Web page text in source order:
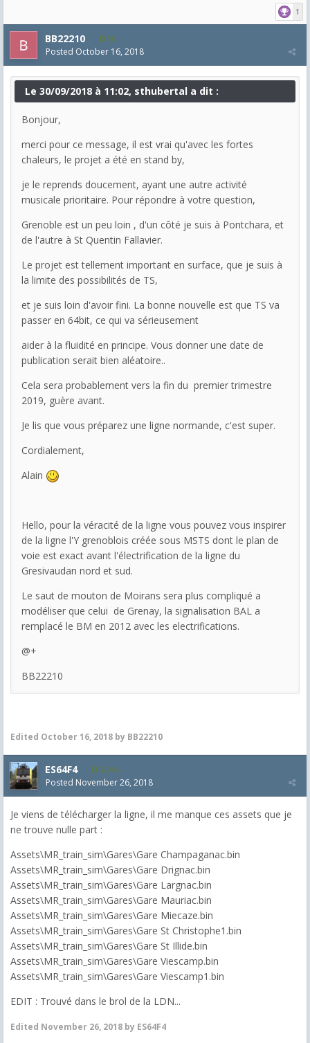
1
BB22210 10
Posted October 16, 2018
Le 30/09/2018 à 11:02, sthubertal a dit :
Bonjour,
merci pour ce message, il est vrai qu'avec les fortes
chaleurs, le projet a été en stand by,
je le reprends doucement, ayant une autre activité
musicale prioritaire. Pour répondre à votre question,
Grenoble est un peu loin , d'un côté je suis à Pontchara, et
de l'autre à St Quentin Fallavier.
Le projet est tellement important en surface, que je suis à
la limite des possibilités de TS,
et je suis loin d'avoir fini. La bonne nouvelle est que TS va
passer en 64bit, ce qui va sérieusement
aider à la fluidité en principe. Vous donner une date de
publication serait bien aléatoire..
Cela sera probablement vers la fin du premier trimestre
2019, guère avant.
Je lis que vous préparez une ligne normande, c'est super.
Cordialement,
Alain
Hello, pour la véracité de la ligne vous pouvez vous inspirer
de la ligne l'Y grenoblois créée sous MSTS dont le plan de
voie est exact avant l'électrification de la ligne du
Gresivaudan nord et sud.
Le saut de mouton de Moirans sera plus compliqué a
modéliser que celui de Grenay, la signalisation BAL a
remplacé le BM en 2012 avec les electrifications.
@+
BB22210
Edited October 16, 2018 by BB22210
ES64F4 2,046
Posted November 26, 2018
Je viens de télécharger la ligne, il me manque ces assets que je
ne trouve nulle part :
Assets\MR_train_sim\Gares\Gare Champaganac.bin
Assets\MR_train_sim\Gares\Gare Drignac.bin
Assets\MR_train_sim\Gares\Gare Largnac.bin
Assets\MR_train_sim\Gares\Gare Mauriac.bin
Assets\MR_train_sim\Gares\Gare Miecaze.bin
Assets\MR_train_sim\Gares\Gare St Christophe1.bin
Assets\MR_train_sim\Gares\Gare St Illide.bin
Assets\MR_train_sim\Gares\Gare Viescamp.bin
Assets\MR_train_sim\Gares\Gare Viescamp1.bin
EDIT : Trouvé dans le brol de la LDN...
Edited November 26, 2018 by ES64F4